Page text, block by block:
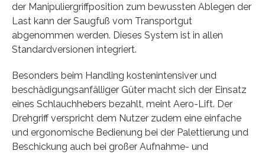
der Manipuliergriffposition zum bewussten Ablegen der
Last kann der Saugfuß vom Transportgut
abgenommen werden. Dieses System ist in allen
Standardversionen integriert.
Besonders beim Handling kostenintensiver und
beschädigungsanfälliger Güter macht sich der Einsatz
eines Schlauchhebers bezahlt, meint Aero-Lift. Der
Drehgriff verspricht dem Nutzer zudem eine einfache
und ergonomische Bedienung bei der Palettierung und
Beschickung auch bei großer Aufnahme- und